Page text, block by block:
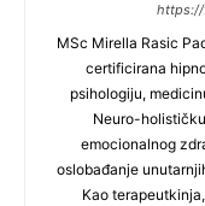
MSc Mirella Rasic
certificirana
psihologiju,
Neuro-
emocionalnog
oslobađanje
Kao